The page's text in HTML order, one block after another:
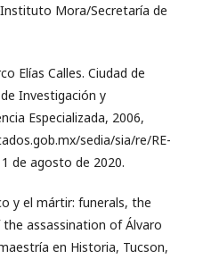
Mora/Secretaría de
Elías Calles. Ciudad de
Investigación y
Especializada, 2006,
sedia/sia/re/RE-
de agosto de 2020.
y el mártir: funerals, the
assassination of Álvaro
en Historia, Tucson,